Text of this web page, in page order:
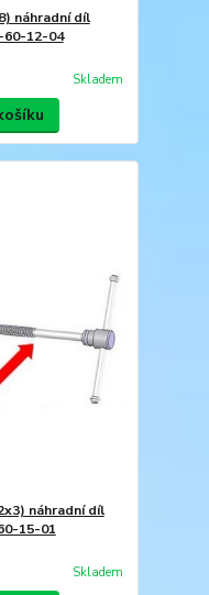
náhradní díl
60-12-04
Skladem
náhradní díl
15-01
Skladem